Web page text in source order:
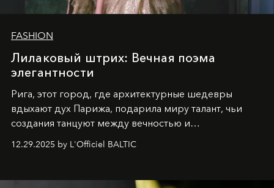
FASHION
Лилаковый штрих: Вечная поэма
элегантности
Рига, этот город, где архитектурные шедевры
вдыхают дух Парижа, подарила миру талант, чьи
создания танцуют между вечностью и
12.29.2025 by L'Officiel BALTIC